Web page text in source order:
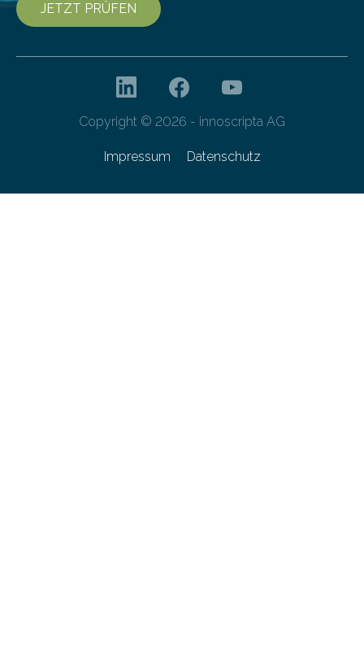
JETZT PRÜFEN
Copyright © 2026 - innoscripta AG
Impressum Datenschutz